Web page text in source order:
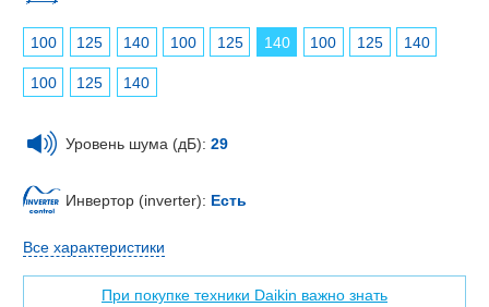
100 125 140 100 125 140 100 125 140
100 125 140
Уровень шума (дБ): 29
Инвертор (inverter): Есть
Все характеристики
При покупке техники Daikin важно знать